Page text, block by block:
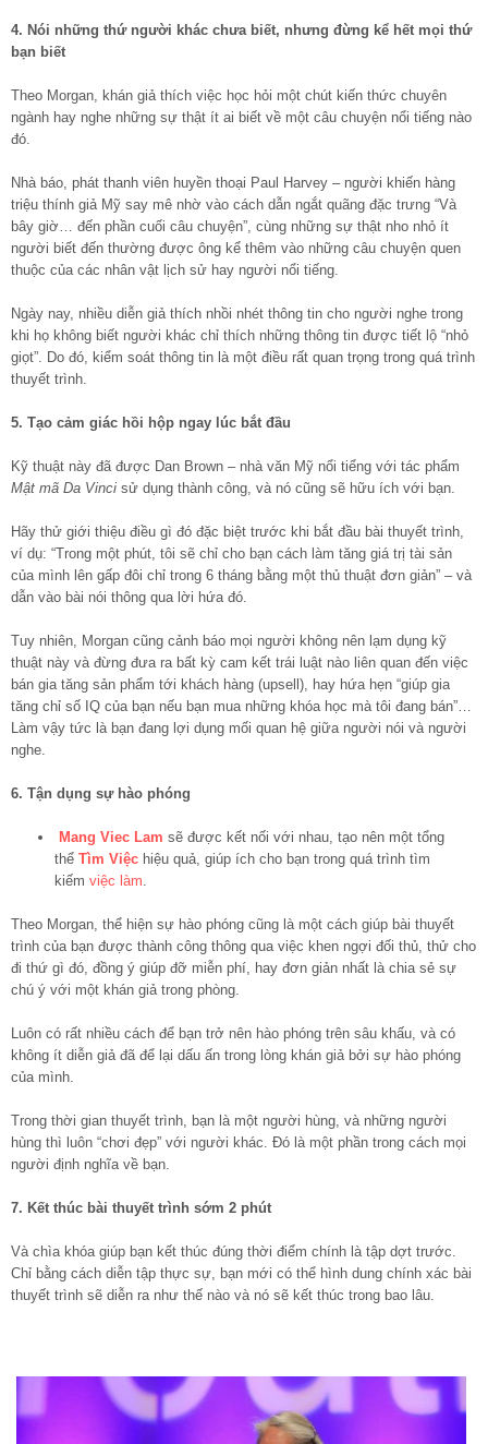
4. Nói những thứ người khác chưa biết, nhưng đừng kể hết mọi thứ
bạn biết
Theo Morgan, khán giả thích việc học hỏi một chút kiến thức chuyên
ngành hay nghe những sự thật ít ai biết về một câu chuyện nổi tiếng nào
đó.
Nhà báo, phát thanh viên huyền thoại Paul Harvey – người khiến hàng
triệu thính giả Mỹ say mê nhờ vào cách dẫn ngắt quãng đặc trưng “Và
bây giờ… đến phần cuối câu chuyện”, cùng những sự thật nho nhỏ ít
người biết đến thường được ông kể thêm vào những câu chuyện quen
thuộc của các nhân vật lịch sử hay người nổi tiếng.
Ngày nay, nhiều diễn giả thích nhồi nhét thông tin cho người nghe trong
khi họ không biết người khác chỉ thích những thông tin được tiết lộ “nhỏ
giọt”. Do đó, kiểm soát thông tin là một điều rất quan trọng trong quá trình
thuyết trình.
5. Tạo cảm giác hồi hộp ngay lúc bắt đầu
Kỹ thuật này đã được Dan Brown – nhà văn Mỹ nổi tiểng với tác phẩm
Mật mã Da Vinci sử dụng thành công, và nó cũng sẽ hữu ích với bạn.
Hãy thử giới thiệu điều gì đó đặc biệt trước khi bắt đầu bài thuyết trình,
ví dụ: “Trong một phút, tôi sẽ chỉ cho bạn cách làm tăng giá trị tài sản
của mình lên gấp đôi chỉ trong 6 tháng bằng một thủ thuật đơn giản” – và
dẫn vào bài nói thông qua lời hứa đó.
Tuy nhiên, Morgan cũng cảnh báo mọi người không nên lạm dụng kỹ
thuật này và đừng đưa ra bất kỳ cam kết trái luật nào liên quan đến việc
bán gia tăng sản phẩm tới khách hàng (upsell), hay hứa hẹn “giúp gia
tăng chỉ số IQ của bạn nếu bạn mua những khóa học mà tôi đang bán”…
Làm vậy tức là bạn đang lợi dụng mối quan hệ giữa người nói và người
nghe.
6. Tận dụng sự hào phóng
Mang Viec Lam sẽ được kết nối với nhau, tạo nên một tổng
thể Tìm Việc hiệu quả, giúp ích cho bạn trong quá trình tìm
kiếm việc làm.
Theo Morgan, thể hiện sự hào phóng cũng là một cách giúp bài thuyết
trình của bạn được thành công thông qua việc khen ngợi đối thủ, thử cho
đi thứ gì đó, đồng ý giúp đỡ miễn phí, hay đơn giản nhất là chia sẻ sự
chú ý với một khán giả trong phòng.
Luôn có rất nhiều cách để bạn trở nên hào phóng trên sâu khấu, và có
không ít diễn giả đã để lại dấu ấn trong lòng khán giả bởi sự hào phóng
của mình.
Trong thời gian thuyết trình, bạn là một người hùng, và những người
hùng thì luôn “chơi đẹp” với người khác. Đó là một phần trong cách mọi
người định nghĩa về bạn.
7. Kết thúc bài thuyết trình sớm 2 phút
Và chìa khóa giúp bạn kết thúc đúng thời điểm chính là tập dợt trước.
Chỉ bằng cách diễn tập thực sự, bạn mới có thể hình dung chính xác bài
thuyết trình sẽ diễn ra như thế nào và nó sẽ kết thúc trong bao lâu.